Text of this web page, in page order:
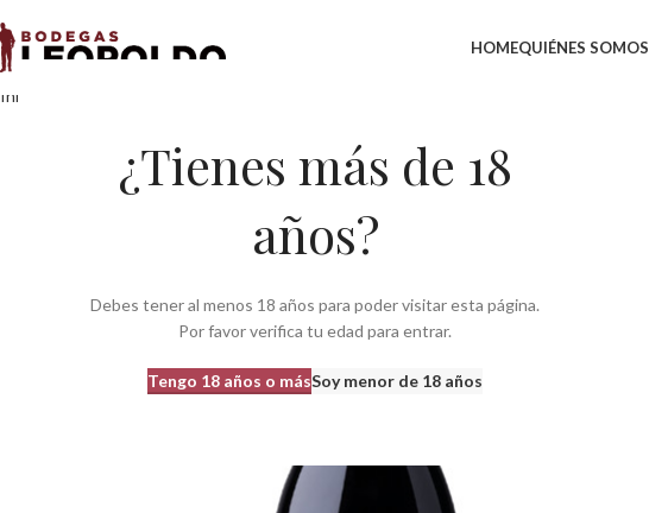
¿Tienes más de 18
años?
Debes tener al menos 18 años para poder visitar esta página.
Por favor verifica tu edad para entrar.
Tengo 18 años o másSoy menor de 18 años
HOMEQUIÉNES SOMOS
Inicio